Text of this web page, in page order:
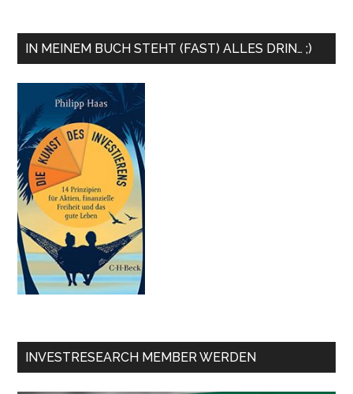
IN MEINEM BUCH STEHT (FAST) ALLES DRIN… ;)
INVESTRESEARCH MEMBER WERDEN